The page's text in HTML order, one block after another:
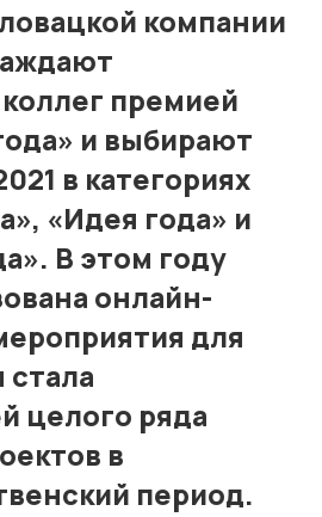
Видео
Подписка
материалов
и cookie
компании
премией
и выбирают
в категориях
«Идея года» и
В этом году
онлайн-
для
стала
целого ряда
в
период.